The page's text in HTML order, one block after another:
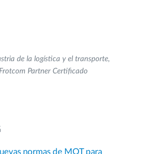
de la logística y el transporte
Frotcom Partner Certificado
normas de MOT para